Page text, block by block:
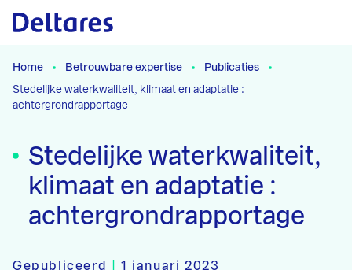
Naar hoofdcontent
Home Betrouwbare expertise
Publicaties
Stedelijke waterkwaliteit, klimaat en adaptatie :
achtergrondrapportage
Stedelijke waterkwaliteit,
klimaat en adaptatie :
achtergrondrapportage
Gepubliceerd |1 januari 2023